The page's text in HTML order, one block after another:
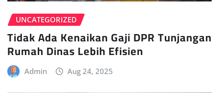
UNCATEGORIZED
Tidak Ada Kenaikan Gaji DPR Tunjangan
Rumah Dinas Lebih Efisien
Admin Aug 24, 2025